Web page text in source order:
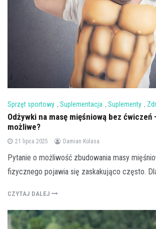
Sprzęt sportowy , Suplementacja , Suplementy ,
Odżywki na masę mięśniową bez ćwiczeń
możliwe?
21 lipca 2025 Damian Kolasa
Pytanie o możliwość zbudowania masy
fizycznego pojawia się zaskakująco często.
CZYTAJ DALEJ